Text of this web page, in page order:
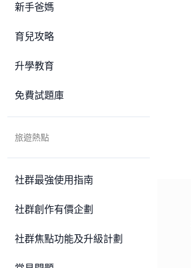
新手爸媽
育兒攻略
升學教育
免費試題庫
旅遊熱點
社群最強使用指南
社群創作有價企劃
社群焦點功能及升級計劃